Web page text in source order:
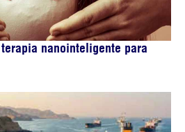
nanointeligente para